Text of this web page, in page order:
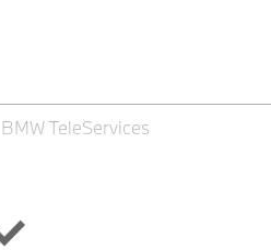
BMW TeleServices